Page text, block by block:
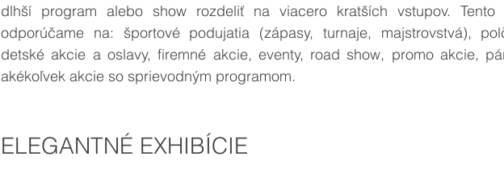
dlhší program alebo show rozdeliť na viacero kratších vstupov. Tento
odporúčame na: športové podujatia (zápasy, turnaje, majstrovstvá),
detské akcie a oslavy, firemné akcie, eventy, road show, promo akcie,
akékoľvek akcie so sprievodným programom.
ELEGANTNÉ EXHIBÍCIE